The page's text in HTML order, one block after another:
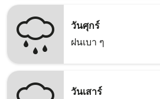
วันศุกร์
ฝนเบา ๆ
วันเสาร์